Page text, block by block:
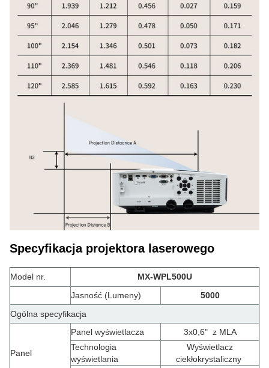
Specyfikacja projektora laserowego
Model nr.
MX-WPL500U
Jasność (Lumeny)
5000
Ogólna specyfikacja
Panel
Panel wyświetlacza 3x0,6" z MLA
Technologia
wyświetlania
Wyświetlacz
ciekłokrystaliczny